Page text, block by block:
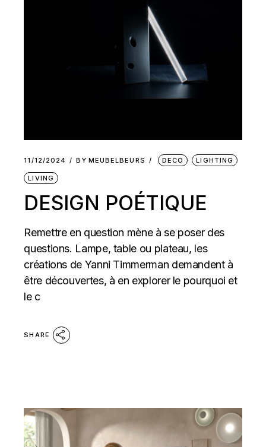
11/12/2024 BY MEUBELBEURS DECO LIGHTING
LIVING
DESIGN POÉTIQUE
Remettre en question mène à se poser des
questions. Lampe, table ou plateau, les
créations de Yanni Timmerman demandent à
être découvertes, à en explorer le pourquoi et
le c
SHARE